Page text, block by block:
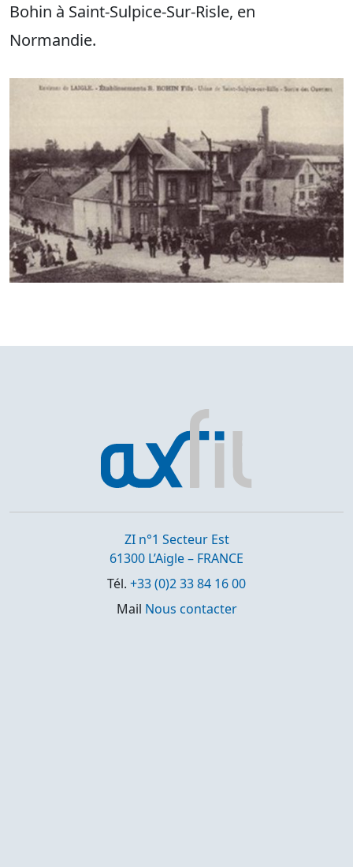
Bohin à Saint-Sulpice-Sur-Risle, en
Normandie.
ZI n°1 Secteur Est
61300 L’Aigle – FRANCE
Tél. +33 (0)2 33 84 16 00
Mail Nous contacter